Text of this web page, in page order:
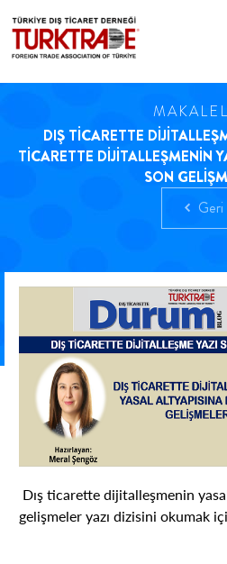
DIŞ TİCARETTE
TİCARETTE DİJİTALLEŞMENİN
SON
Geri
Dış ticarette dijitalleşmenin
gelişmeler yazı dizisini okumak